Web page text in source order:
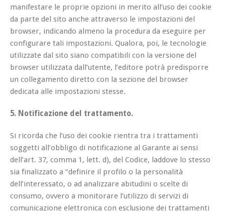
manifestare le proprie opzioni in merito all’uso dei cookie
da parte del sito anche attraverso le impostazioni del
browser, indicando almeno la procedura da eseguire per
configurare tali impostazioni. Qualora, poi, le tecnologie
utilizzate dal sito siano compatibili con la versione del
browser utilizzata dall’utente, l’editore potrà predisporre
un collegamento diretto con la sezione del browser
dedicata alle impostazioni stesse.
5. Notificazione del trattamento.
Si ricorda che l’uso dei cookie rientra tra i trattamenti
soggetti all’obbligo di notificazione al Garante ai sensi
dell’art. 37, comma 1, lett. d), del Codice, laddove lo stesso
sia finalizzato a “definire il profilo o la personalità
dell’interessato, o ad analizzare abitudini o scelte di
consumo, ovvero a monitorare l’utilizzo di servizi di
comunicazione elettronica con esclusione dei trattamenti